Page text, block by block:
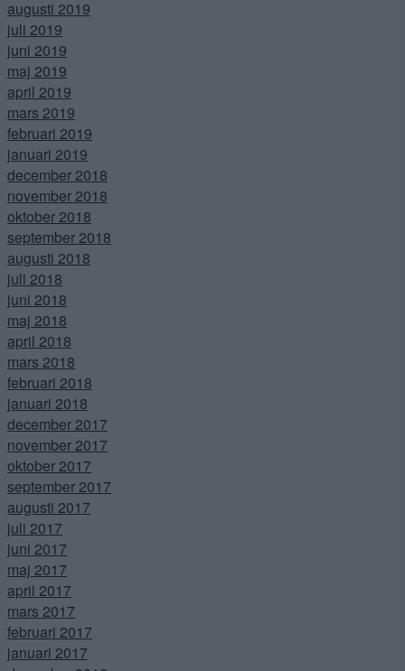
augusti 2019
juli 2019
juni 2019
maj 2019
april 2019
mars 2019
februari 2019
januari 2019
december 2018
november 2018
oktober 2018
september 2018
augusti 2018
juli 2018
juni 2018
maj 2018
april 2018
mars 2018
februari 2018
januari 2018
december 2017
november 2017
oktober 2017
september 2017
augusti 2017
juli 2017
juni 2017
maj 2017
april 2017
mars 2017
februari 2017
januari 2017